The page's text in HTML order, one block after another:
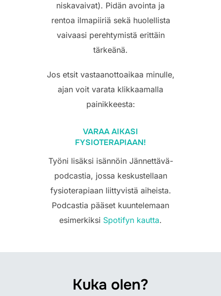
niskavaivat). Pidän avointa ja
rentoa ilmapiiriä sekä huolellista
vaivaasi perehtymistä erittäin
tärkeänä.
Jos etsit vastaanottoaikaa minulle,
ajan voit varata klikkaamalla
painikkeesta:
VARAA AIKASI
FYSIOTERAPIAAN!
Työni lisäksi isännöin Jännettävä-
podcastia, jossa keskustellaan
fysioterapiaan liittyvistä aiheista.
Podcastia pääset kuuntelemaan
esimerkiksi Spotifyn kautta.
Kuka olen?